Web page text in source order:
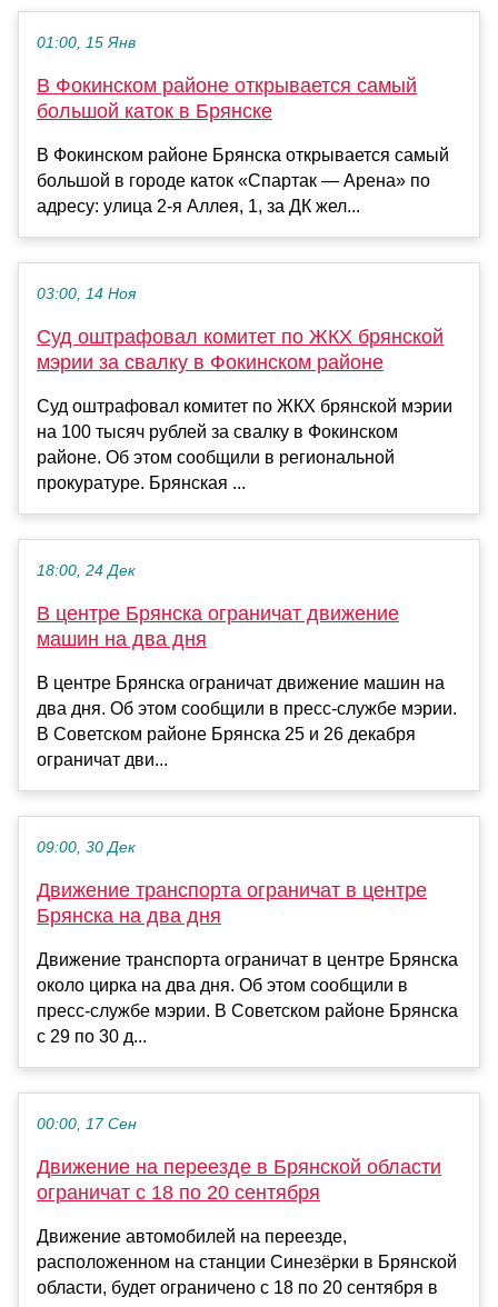
01:00, 15 Янв
В Фокинском районе открывается самый
большой каток в Брянске
В Фокинском районе Брянска открывается самый
большой в городе каток «Спартак — Арена» по
адресу: улица 2-я Аллея, 1, за ДК жел...
03:00, 14 Ноя
Суд оштрафовал комитет по ЖКХ брянской
мэрии за свалку в Фокинском районе
Суд оштрафовал комитет по ЖКХ брянской мэрии
на 100 тысяч рублей за свалку в Фокинском
районе. Об этом сообщили в региональной
прокуратуре. Брянская ...
18:00, 24 Дек
В центре Брянска ограничат движение
машин на два дня
В центре Брянска ограничат движение машин на
два дня. Об этом сообщили в пресс-службе мэрии.
В Советском районе Брянска 25 и 26 декабря
ограничат дви...
09:00, 30 Дек
Движение транспорта ограничат в центре
Брянска на два дня
Движение транспорта ограничат в центре Брянска
около цирка на два дня. Об этом сообщили в
пресс-службе мэрии. В Советском районе Брянска
с 29 по 30 д...
00:00, 17 Сен
Движение на переезде в Брянской области
ограничат с 18 по 20 сентября
Движение автомобилей на переезде,
расположенном на станции Синезёрки в Брянской
области, будет ограничено с 18 по 20 сентября в